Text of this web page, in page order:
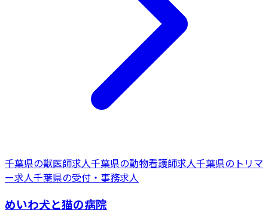
千葉県の獣医師求人千葉県の動物看護師求人千葉県の トリマ
ー求人千葉県の受付・事務求人
めいわ犬と猫の病院